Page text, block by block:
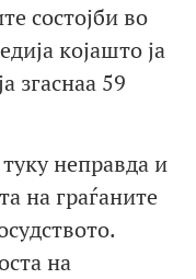
состојби во
којашто ја
згаснаа 59
неправда и
на граѓаните
на